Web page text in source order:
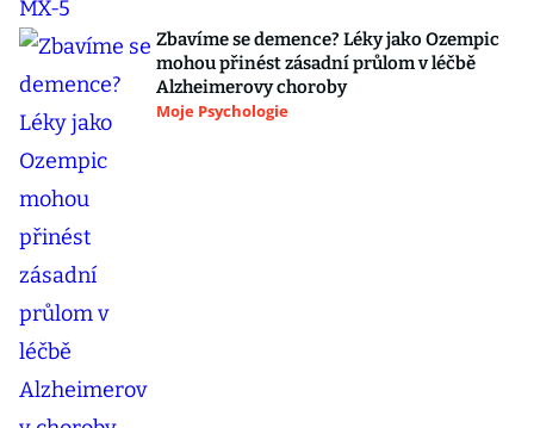
Zbavíme se demence? Léky jako Ozempic
mohou přinést zásadní průlom v léčbě
Alzheimerovy choroby
Moje Psychologie